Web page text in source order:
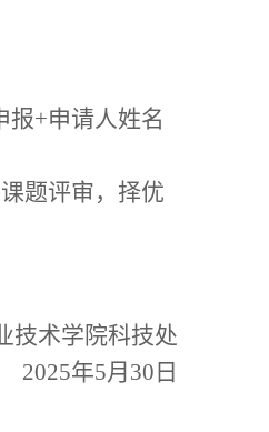
报+申请人姓名
题评审，择优
技术学院科技处
2025年5月30日